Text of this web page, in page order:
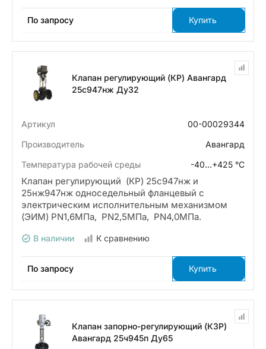
По запросу Купить
Клапан регулирующий (КР) Авангард
25с947нж Ду32
Артикул
00-00029344
Производитель
Авангард
Температура рабочей среды
-40…+425 °С
Клапан регулирующий (КР) 25с947нж и
25нж947нж односедельный фланцевый с
электрическим исполнительным механизмом
(ЭИМ) PN1,6МПа, PN2,5МПа, PN4,0МПа.
В наличии К сравнению
По запросу Купить
Клапан запорно-регулирующий (КЗР)
Авангард 25ч945п Ду65